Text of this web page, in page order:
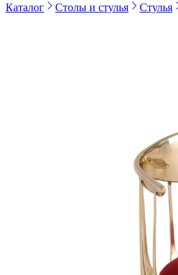
Каталог Столы и стулья Стулья